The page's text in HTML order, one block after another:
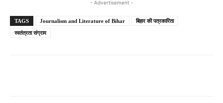
- Advertisement -
TAGS Journalism and Literature of Bihar
बिहार की पत्रकारिता
स्वतंत्रता संग्राम